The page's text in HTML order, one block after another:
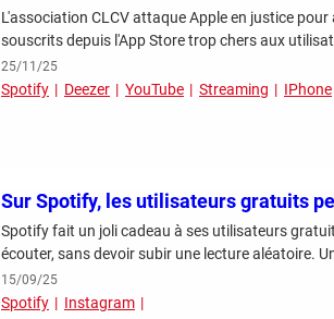
L'association CLCV attaque Apple en justice
souscrits depuis l'App Store trop chers aux
25/11/25
Spotify Deezer YouTube Streaming IPhone
Sur Spotify, les utilisateurs gratuits
Spotify fait un joli cadeau à ses utilisateurs
écouter, sans devoir subir une lecture aléatoire.
15/09/25
Spotify Instagram